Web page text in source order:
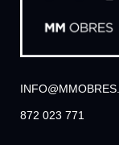
872 023 771